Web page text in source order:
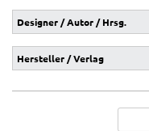
Designer / Autor / Hrsg.
Hersteller / Verlag